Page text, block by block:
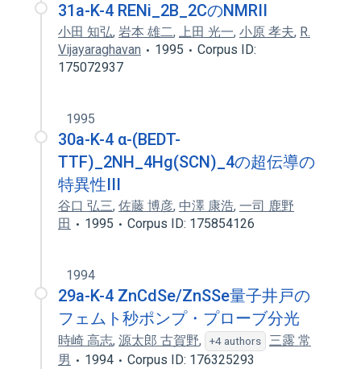
31a-K-4 RENi_2B_2CのNMRII
小田 知弘, 岩本 雄二, 上田 光一, 小原 孝夫, R.
Vijayaraghavan
1995
Corpus ID:
175072937
1995
30a-K-4 α-(BEDT-
TTF)_2NH_4Hg(SCN)_4の超伝導の
特異性III
谷口 弘三, 佐藤 博彦, 中澤 康浩, 一司 鹿野
田
1995 Corpus ID: 175854126
1994
29a-K-4 ZnCdSe/ZnSSe量子井戸の
フェムト秒ポンプ・プローブ分光
時崎 高志, 源太郎 古賀野, +4 authors
三露 常
男
1994 Corpus ID: 176325293